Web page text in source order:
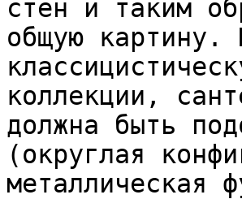
стен и таким
общую картину.
коллекции,
должна быть
(округлая
металлическая